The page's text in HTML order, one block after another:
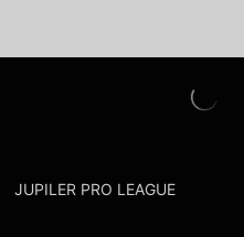
JUPILER PRO LEAGUE